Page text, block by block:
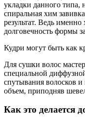
укладки данного типа,
спиральная хим
результат. Ведь
долговечность формы
Кудри могут быть как
Для сушки волос
специальной
спутывания волосков
объем, приподняв
Как это делается